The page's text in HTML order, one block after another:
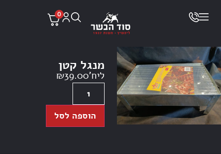
0
מנגל קטן
ליח' ₪39.00
הוספה לסל